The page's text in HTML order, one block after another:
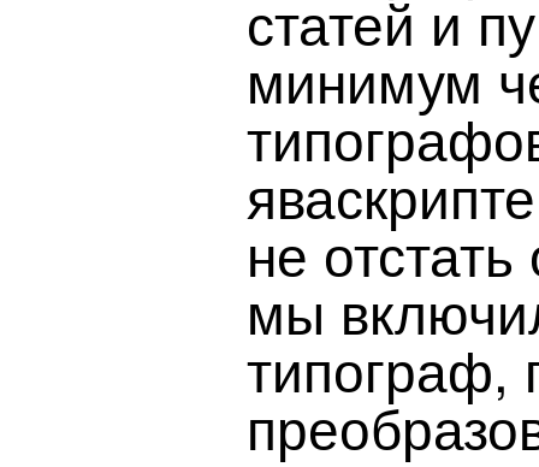
статей и
минимум
не
мы
типограф,